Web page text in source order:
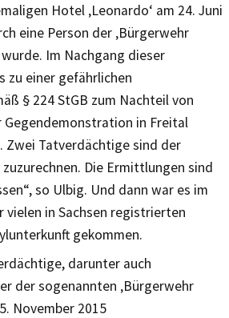
Hotel ‚Leonardo‘ am 24. Juni
eine Person der ‚Bürgerwehr
Im Nachgang dieser
zu einer gefährlichen
§ 224 StGB zum Nachteil von
Gegendemonstration in Freital
Tatverdächtige sind der
zuzurechnen. Die Ermittlungen sind
so Ulbig. Und dann war es im
vielen in Sachsen registrierten
gekommen.
darunter auch
der sogenannten ‚Bürgerwehr
November 2015